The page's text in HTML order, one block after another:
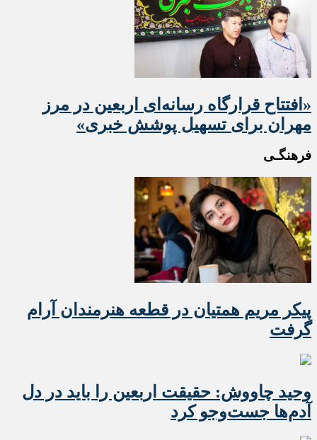
«افتتاح قرارگاه رسانه‌ای اربعین در مرز
مهران برای تسهیل پوشش خبری»
فرهنگـی
پیکر مریم همتیان در قطعه هنرمندان آرام
گرفت
وحید چاووش: حقیقت اربعین را باید در دل
آدم‌ها جست‌وجو کرد